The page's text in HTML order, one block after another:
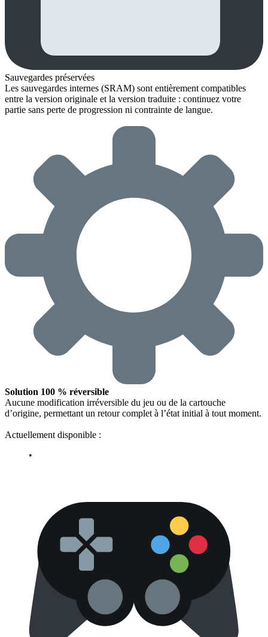
Sauvegardes préservées
Les sauvegardes internes (SRAM) sont entièrement compatibles
entre la version originale et la version traduite : continuez votre
partie sans perte de progression ni contrainte de langue.
Solution 100 % réversible
Aucune modification irréversible du jeu ou de la cartouche
d’origine, permettant un retour complet à l’état initial à tout moment.
Actuellement disponible :
•